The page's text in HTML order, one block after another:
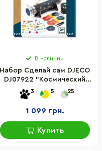
В наличии
Набор Сделай сам DJECO
DJ07922 "Космический
калейдоскоп"
3 5 25
1 099 грн.
Купить